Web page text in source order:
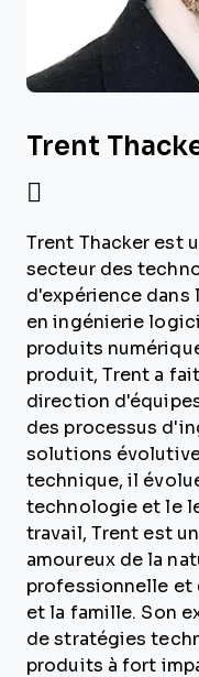
Trent
Trent Thacker est
secteur des
d'expérience
en ingénierie
produits
produit, Trent a
direction
des processus
solutions
technique, il
technologie et le
travail, Trent est
amoureux de la
professionnelle et
et la famille. Son
de stratégies
produits à fort